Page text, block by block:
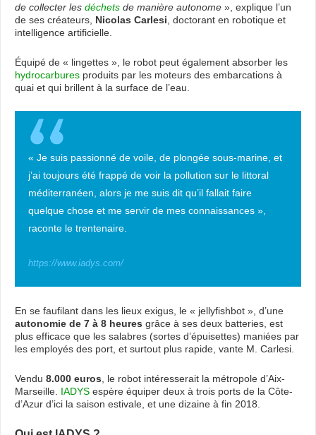
de collecter les déchets de manière autonome », explique l’un
de ses créateurs, Nicolas Carlesi, doctorant en robotique et
intelligence artificielle.
Équipé de « lingettes », le robot peut également absorber les
hydrocarbures produits par les moteurs des embarcations à
quai et qui brillent à la surface de l’eau.
« Je suis passionné de voile, de plongée sous-marine, et
j’ai toujours été frappé de voir la pollution sur le littoral
méditerranéen, alors je me suis dit qu’il fallait faire
quelque chose et me servir de mes connaissances »,
raconte le trentenaire.
https://www.iadys.com/
En se faufilant dans les lieux exigus, le « jellyfishbot », d’une
autonomie de 7 à 8 heures grâce à ses deux batteries, est
plus efficace que les salabres (sortes d’épuisettes) maniées par
les employés des port, et surtout plus rapide, vante M. Carlesi.
Vendu 8.000 euros, le robot intéresserait la métropole d’Aix-
Marseille. IADYS espère équiper deux à trois ports de la Côte-
d’Azur d’ici la saison estivale, et une dizaine à fin 2018.